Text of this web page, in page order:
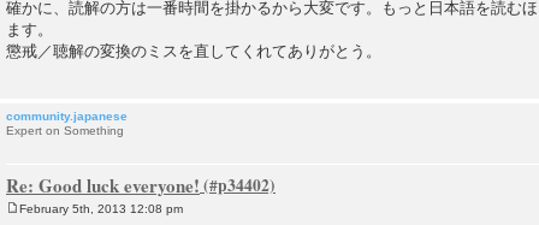
確かに、読解の方は一番時間を掛かるから大変です。もっと日本語を読む
ます。
懲戒／聴解の変換のミスを直してくれてありがとう。
community.japanese
Expert on Something
Re: Good luck everyone!
February 5th, 2013 12:08 pm